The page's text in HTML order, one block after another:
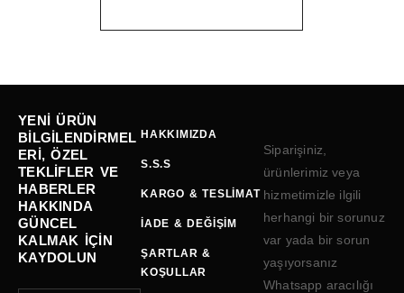
YENI ÜRÜN
BILGILENDIRMEL
ERI, ÖZEL
TEKLIFLER VE
HABERLER
HAKKINDA
GÜNCEL
KALMAK IÇIN
KAYDOLUN
HAKKIMIZDA
S.S.S
KARGO & TESLIMAT
İADE & DEĞIŞIM
ŞARTLAR &
KOŞULLAR
Siparişiniz,
ürünlerimiz veya
hizmetimizle ilgili
herhangi bir sorunuz
var yada bir sorun
yaşıyorsanız
Whatsapp aracılığı